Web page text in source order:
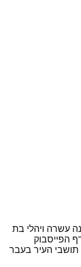
עשרה ויהלי בת
הפייסבוק
תושבי העיר בעבר